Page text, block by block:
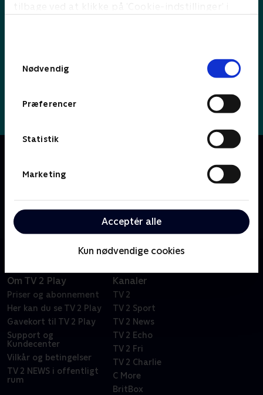
tilbage ved at klikke på ’Cookie-indstillinger’ i
Nødvendig
Præferencer
Statistik
Marketing
Acceptér alle
Kun nødvendige cookies
Alt ved tiårige Bertil er næsten helt almindeligt. Hans
mor og far er pænt almindelige. Også hans
noget, der ikke er helt almindeligt, er Bertils
Bæltetaske. For den er magisk, og så kan den tale.
Om TV 2 Play
Priser og abonnement
Her kan du se TV 2 Play
Gavekort til TV 2 Play
Support og
Kundecenter
Vilkår og betingelser
TV 2 NEWS i offentligt
rum
Kanaler
TV 2
TV 2 Sport
TV 2 News
TV 2 Echo
TV 2 Fri
TV 2 Charlie
C More
BritBox